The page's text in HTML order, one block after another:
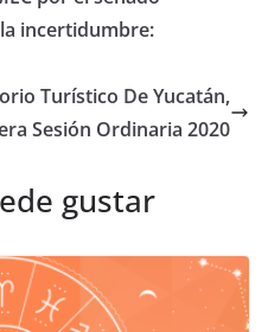
incertidumbre:
Turístico De Yucatán,
Sesión Ordinaria 2020
gustar